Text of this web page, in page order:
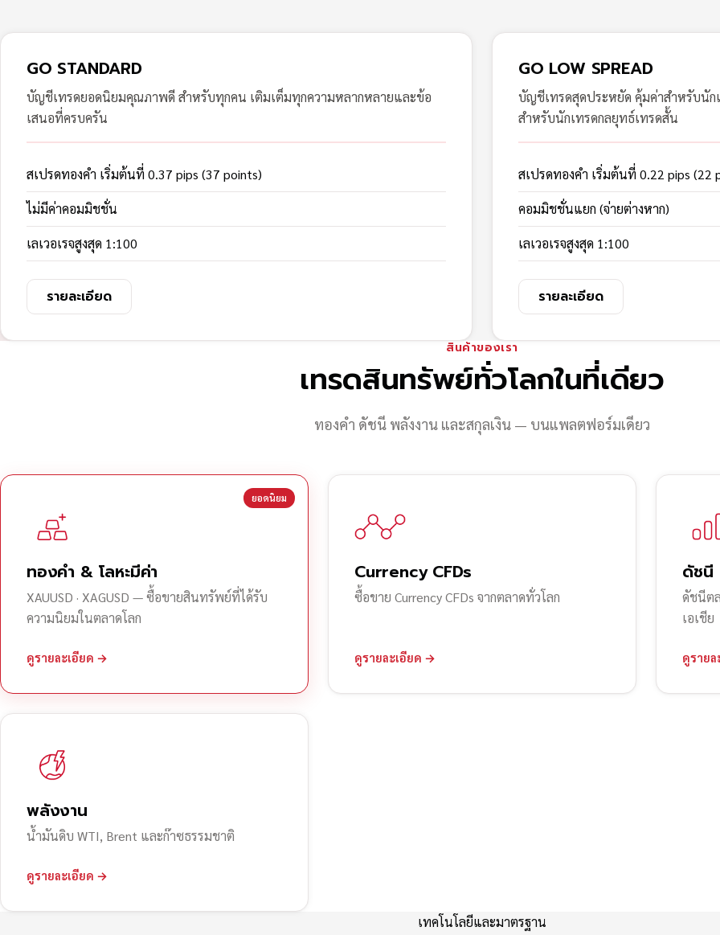
GO STANDARD
บัญชีเทรดยอดนิยมคุณภาพดี สำหรับทุกคน เติมเต็มทุกความหลากหลายและข้อ
เสนอที่ครบครัน
สเปรดทองคำ เริ่มต้นที่ 0.37 pips (37 points)
ไม่มีค่าคอมมิชชั่น
เลเวอเรจสูงสุด 1:100
รายละเอียด
GO LOW SPREAD
บัญชีเทรดสุดประหยัด คุ้มค่าสำหรับนัก
สำหรับนักเทรดกลยุทธ์เทรดสั้น
สเปรดทองคำ เริ่มต้นที่ 0.22 pips (22
คอมมิชชั่นแยก (จ่ายต่างหาก)
เลเวอเรจสูงสุด 1:100
รายละเอียด
สินค้าของเรา
เทรดสินทรัพย์ทั่วโลกในที่เดียว
ทองคำ ดัชนี พลังงาน และสกุลเงิน — บนแพลตฟอร์มเดียว
ยอดนิยม
ทองคำ & โลหะมีค่า
XAUUSD · XAGUSD — ซื้อขายสินทรัพย์ที่ได้รับ
ความนิยมในตลาดโลก
ดูรายละเอียด →
Currency CFDs
ซื้อขาย Currency CFDs จากตลาดทั่วโลก
ดูรายละเอียด →
ดัชนี
ดัชนีต
เอเชีย
ดูราย
พลังงาน
น้ำมันดิบ WTI, Brent และก๊าซธรรมชาติ
ดูรายละเอียด →
เทคโนโลยีและมาตรฐาน